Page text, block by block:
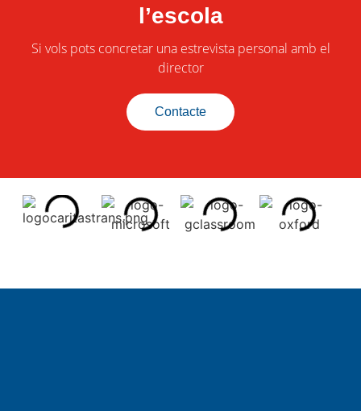
l’escola
Si vols pots concretar una estrevista personal amb el
director
Contacte